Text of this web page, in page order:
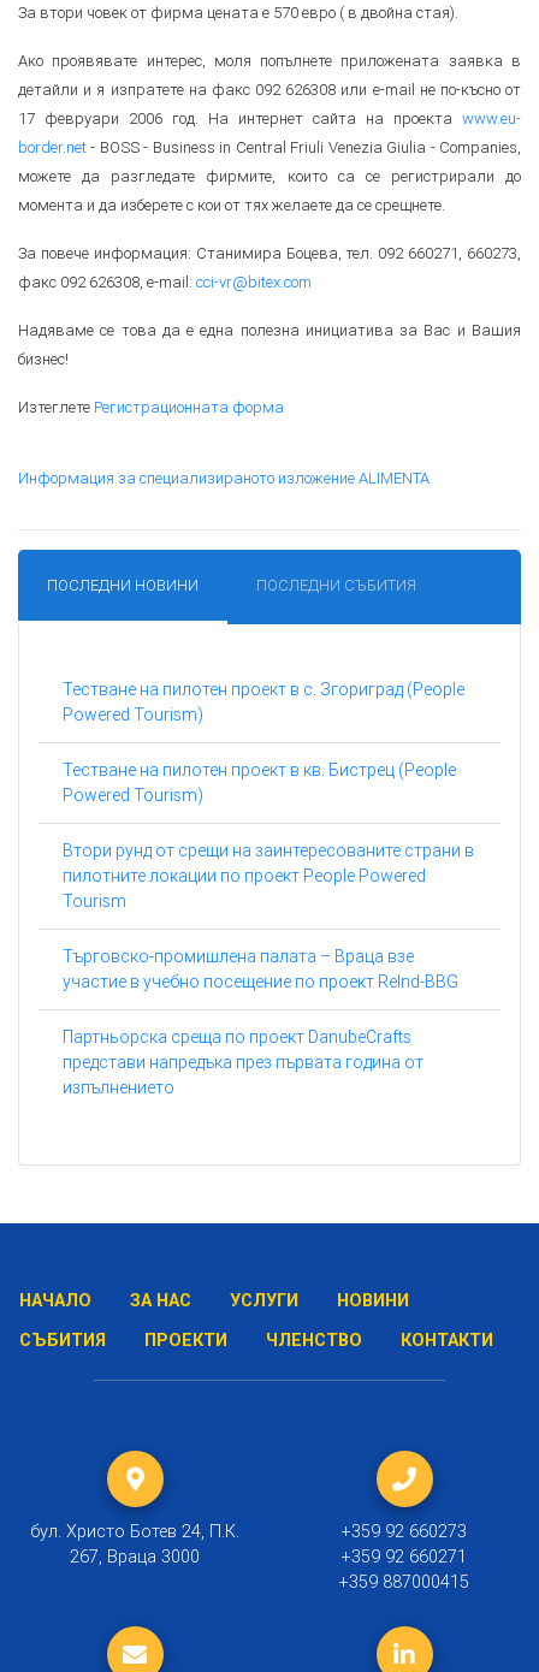
За втори човек от фирма цената е 570 евро ( в двойна стая).
Ако проявявате интерес, моля попълнете приложената заявка в
детайли и я изпратете на факс 092 626308 или e-mail не по-късно от
17 февруари 2006 год. На интернет сайта на проекта www.eu-
border.net- BOSS - Business in Central Friuli Venezia Giulia - Companies,
можете да разгледате фирмите, които са се регистрирали до
момента и да изберете с кои от тях желаете да се срещнете.
За повече информация: Станимира Боцева, тел. 092 660271, 660273,
факс 092 626308, e-mail: cci-vr@bitex.com
Надяваме се това да е една полезна инициатива за Вас и Вашия
бизнес!
Изтеглете Регистрационната форма
Информация за специализираното изложение ALIMENTA
ПОСЛЕДНИ НОВИНИ ПОСЛЕДНИ СЪБИТИЯ
Тестване на пилотен проект в с. Згориград (People
Powered Tourism)
Тестване на пилотен проект в кв. Бистрец (People
Powered Tourism)
Втори рунд от срещи на заинтересованите страни в
пилотните локации по проект People Powered
Tourism
Търговско-промишлена палата – Враца взе
участие в учебно посещение по проект ReInd-BBG
Партньорска среща по проект DanubeCrafts
представи напредъка през първата година от
изпълнението
НАЧАЛО ЗА НАС УСЛУГИ
НОВИНИ
СЪБИТИЯ
ПРОЕКТИ ЧЛЕНСТВО КОНТАКТИ
бул. Христо Ботев 24, П.К.
267, Враца 3000
+359 92 660273
+359 92 660271
+359 887000415